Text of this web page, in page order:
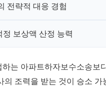
전략적 대응 경험
보상액 산정 능력
는 아파트하자보수소송보
의 조력을 받는 것이 승소